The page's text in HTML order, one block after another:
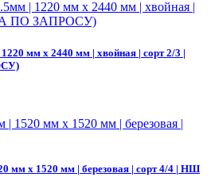
мм х 2440 мм | хвойная | сорт 2/3 |
мм х 1520 мм | березовая | сорт 4/4 | НШ